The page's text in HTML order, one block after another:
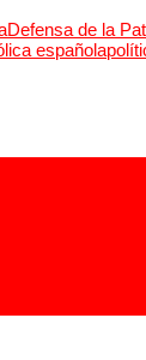
Defensa de la
española